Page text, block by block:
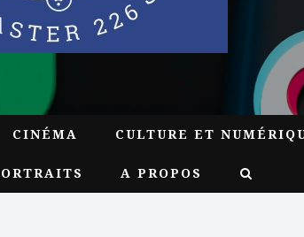
CINÉMA CULTURE ET
A PROPOS